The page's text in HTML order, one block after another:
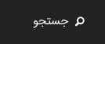
جستجو